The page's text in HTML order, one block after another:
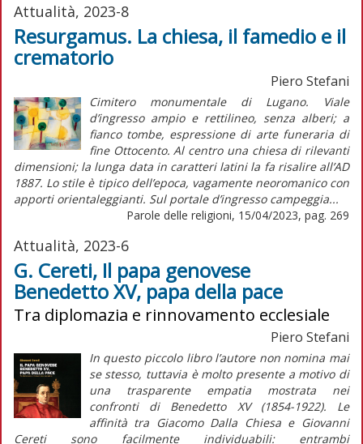
Attualità, 2023-8
Resurgamus. La chiesa, il famedio e il
crematorio
Piero Stefani
Cimitero monumentale di Lugano. Viale
d’ingresso ampio e rettilineo, senza alberi; a
fianco tombe, espressione di arte funeraria di
fine Ottocento. Al centro una chiesa di rilevanti
dimensioni; la lunga data in caratteri latini la fa risalire all’AD
1887. Lo stile è tipico dell’epoca, vagamente neoromanico con
apporti orientaleggianti. Sul portale d’ingresso campeggia...
Parole delle religioni, 15/04/2023, pag. 269
Attualità, 2023-6
G. Cereti, Il papa genovese
Benedetto XV, papa della pace
Tra diplomazia e rinnovamento ecclesiale
Piero Stefani
In questo piccolo libro l’autore non nomina mai
se stesso, tuttavia è molto presente a motivo di
una trasparente empatia mostrata nei
confronti di Benedetto XV (1854-1922). Le
affinità tra Giacomo Dalla Chiesa e Giovanni
Cereti sono facilmente individuabili: entrambi